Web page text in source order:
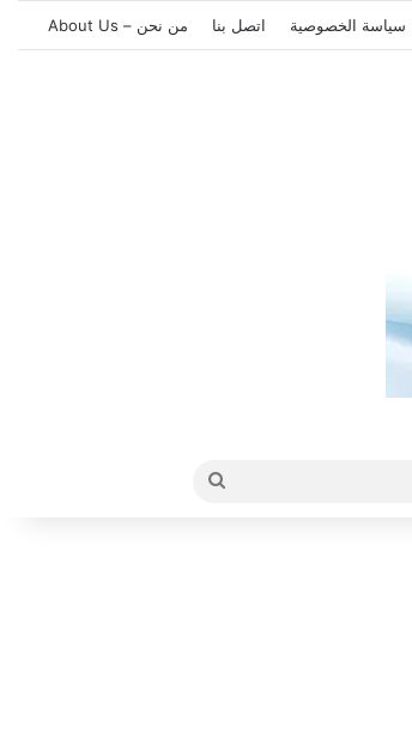
سياسة الخصوصية اتصل بنا من نحن – About Us
بحث